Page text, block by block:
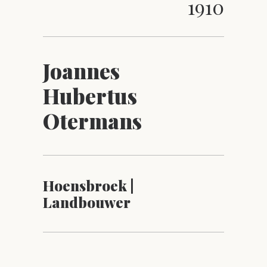
1910
Joannes
Hubertus
Otermans
Hoensbroek |
Landbouwer